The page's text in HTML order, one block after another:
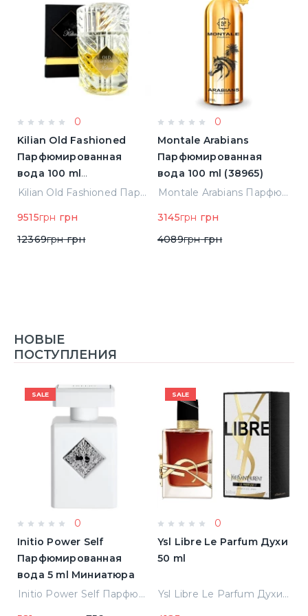
0
Kilian Old Fashioned
Парфюмированная
вода 100 ml
(3700550240723)
Kilian Old Fashioned Парфюмированная вода 100 ml (3700550240723)
9515грн грн
12369грнгрн
0
Montale Arabians
Парфюмированная
вода 100 ml (38965)
Montale Arabians Парфюмированная вода 100 ml (38965)
3145грн грн
4089грнгрн
НОВЫЕ
ПОСТУПЛЕНИЯ
SALE
0
Initio Power Self
Парфюмированная
вода 5 ml Миниатюра
Initio Power Self Парфюмированная вода 5 ml Миниатюра
SALE
0
Ysl Libre Le Parfum Духи
50 ml
Ysl Libre Le Parfum Духи 50 ml